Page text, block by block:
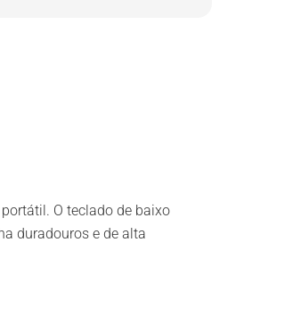
O teclado de baixo
duradouros e de alta